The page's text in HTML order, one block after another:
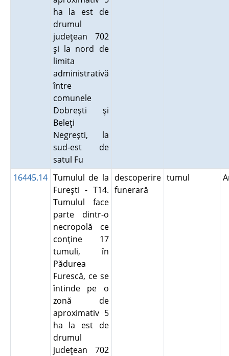
ha la est de
drumul
judeţean 702
şi la nord de
limita
administrativă
între
comunele
Dobreşti şi
Beleţi
Negreşti, la
sud-est de
satul Fu
16445.14 Tumulul de la
Fureşti - T14.
Tumulul face
parte dintr-o
necropolă ce
conţine 17
tumuli, în
Pădurea
Furescă, ce se
întinde pe o
zonă de
aproximativ 5
ha la est de
drumul
judeţean 702
descoperire
funerară
tumul